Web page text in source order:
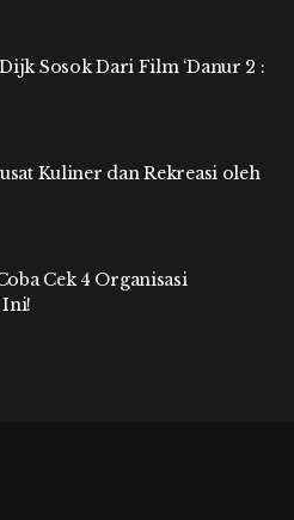
Sosok Dari Film ‘Danur 2 :
Kuliner dan Rekreasi oleh
Cek 4 Organisasi
Ini!